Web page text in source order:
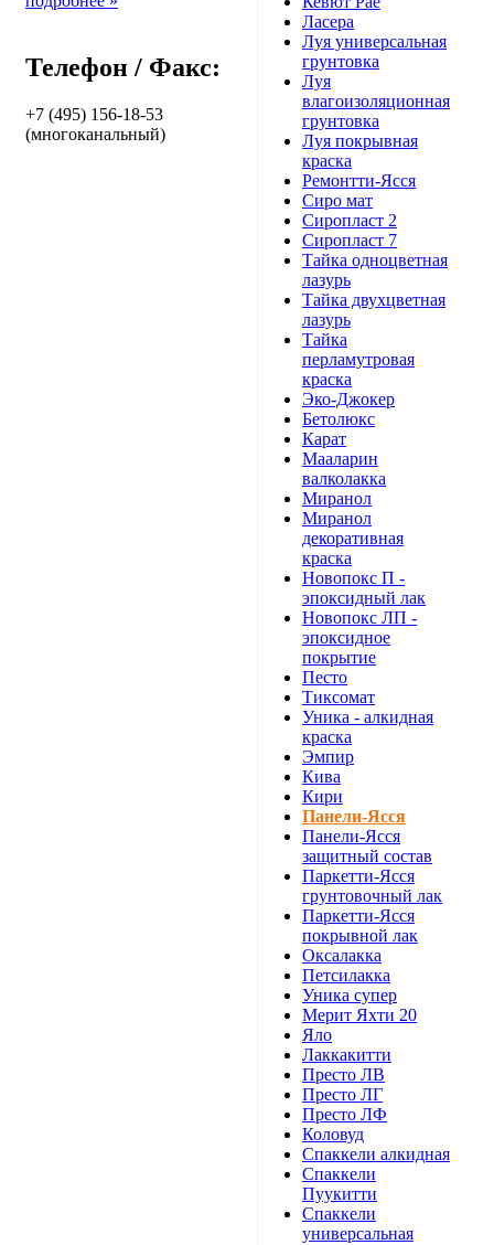
Телефон / Факс:
+7 (495) 156-18-53
(многоканальный)
Ласера
Луя универсальная
грунтовка
Луя
влагоизоляционная
грунтовка
Луя покрывная
краска
Ремонтти-Ясся
Сиро мат
Сиропласт 2
Сиропласт 7
Тайка одноцветная
лазурь
Тайка двухцветная
лазурь
Тайка
перламутровая
краска
Эко-Джокер
Бетолюкс
Карат
Мааларин
валколакка
Миранол
Миранол
декоративная
краска
Новопокс П -
эпоксидный лак
Новопокс ЛП -
эпоксидное
покрытие
Песто
Тиксомат
Уника - алкидная
краска
Эмпир
Кива
Кири
Панели-Ясся
Панели-Ясся
защитный состав
Паркетти-Ясся
грунтовочный лак
Паркетти-Ясся
покрывной лак
Оксалакка
Петсилакка
Уника супер
Мерит Яхти 20
Яло
Лаккакитти
Престо ЛВ
Престо ЛГ
Престо ЛФ
Коловуд
Спаккели алкидная
Спаккели
Пуукитти
Спаккели
универсальная